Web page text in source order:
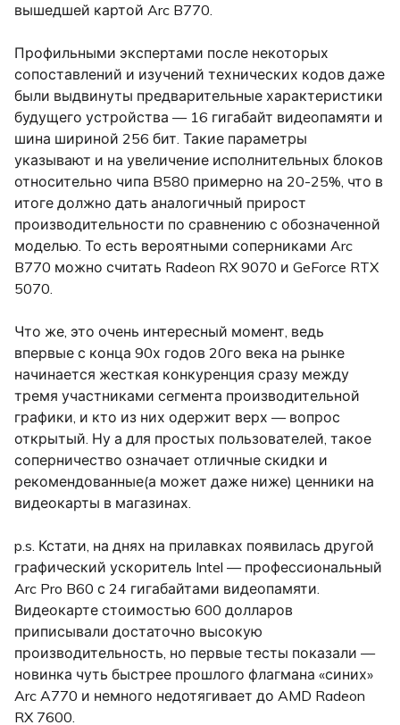
вышедшей картой Arc B770.
Профильными экспертами после некоторых
сопоставлений и изучений технических кодов даже
были выдвинуты предварительные характеристики
будущего устройства — 16 гигабайт видеопамяти и
шина шириной 256 бит. Такие параметры
указывают и на увеличение исполнительных блоков
относительно чипа B580 примерно на 20-25%, что в
итоге должно дать аналогичный прирост
производительности по сравнению с обозначенной
моделью. То есть вероятными соперниками Arc
B770 можно считать Radeon RX 9070 и GeForce RTX
5070.
Что же, это очень интересный момент, ведь
впервые с конца 90х годов 20го века на рынке
начинается жесткая конкуренция сразу между
тремя участниками сегмента производительной
графики, и кто из них одержит верх — вопрос
открытый. Ну а для простых пользователей, такое
соперничество означает отличные скидки и
рекомендованные(а может даже ниже) ценники на
видеокарты в магазинах.
p.s. Кстати, на днях на прилавках появилась другой
графический ускоритель Intel — профессиональный
Arc Pro B60 с 24 гигабайтами видеопамяти.
Видеокарте стоимостью 600 долларов
приписывали достаточно высокую
производительность, но первые тесты показали —
новинка чуть быстрее прошлого флагмана «синих»
Arc A770 и немного недотягивает до AMD Radeon
RX 7600.